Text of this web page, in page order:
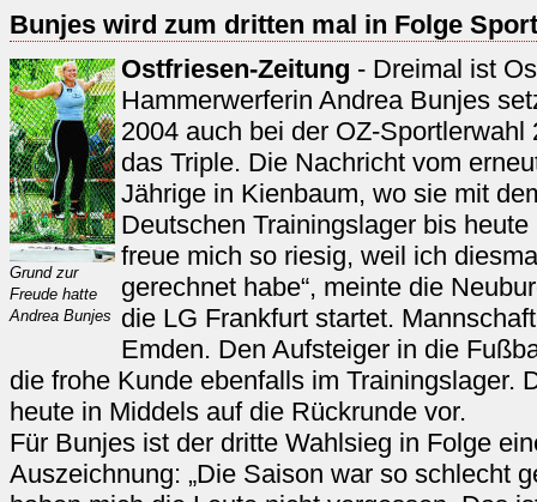
Bunjes wird zum dritten mal in Folge
Grund zur
Freude hatte
Andrea Bunjes
Ostfriesen-Zeitung - Dreimal ist
Hammerwerferin Andrea Bunjes
2004 auch bei der OZ-Sportlerwahl
das Triple. Die Nachricht vom
Jährige in Kienbaum, wo sie mit
Deutschen Trainingslager bis
freue mich so riesig, weil ich
gerechnet habe“, meinte die
die LG Frankfurt startet.
Emden. Den Aufsteiger in die
die frohe Kunde ebenfalls im Trainingslager.
heute in Middels auf die Rückrunde vor.
Für Bunjes ist der dritte Wahlsieg in Folge
Auszeichnung: „Die Saison war so schlecht